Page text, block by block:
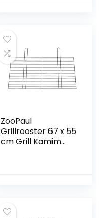
ZooPaul
Grillrooster 67 x 55
cm Grill Kamim